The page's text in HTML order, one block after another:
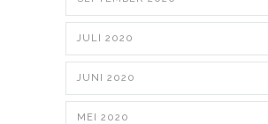
JULI 2020
JUNI 2020
MEI 2020